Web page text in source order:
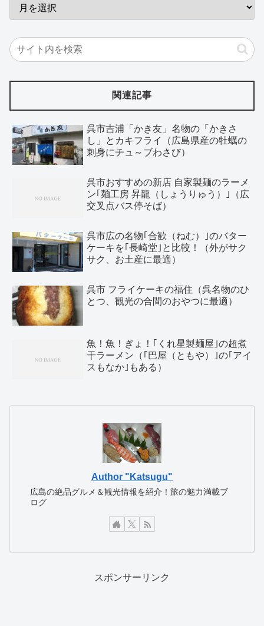
関連記事
呉市吉浦「かき友」名物の「かきさ
し」とカキフライ（広島県産の牡蠣の
刺身にチュ～ブわさび）
呉市おすすめの新店 自家製麺のラーメ
ン｢麺工房 昇龍（しょうりゅう）｣（広
交叉点バス停そば）
呉市広の名物｢合歓（ねむ）｣のバター
ケーキを｢長崎堂｣と比較！（外がサク
サク、お土産に最適）
呉市 フライケーキの福住（呉名物のひ
とつ、観光の合間のおやつに最適）
魚！魚！ぎょ！｢くれ星製麺屋｣の超煮
干ラーメン（｢巴屋（ともや）｣の｢アイ
スもなか｣もある）
Author "Katsugu"
広島の絶品グルメ＆観光情報を紹介！旅の魅力満載ブ
ログ
スポンサーリンク